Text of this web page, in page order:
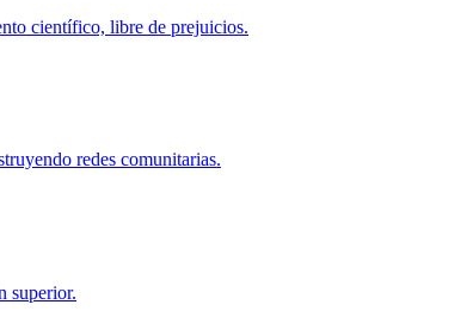
científico, libre de prejuicios.
redes comunitarias.
superior.